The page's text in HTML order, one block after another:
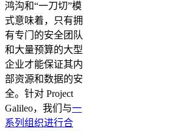
鸿沟和“一刀切”模
式意味着，只有拥
有专门的安全团队
和大量预算的大型
企业才能保证其内
部资源和数据的安
全。针对 Project
Galileo，我们与一
系列组织进行合